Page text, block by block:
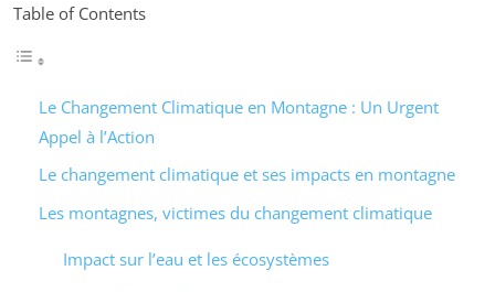
Table of Contents
Le Changement Climatique en Montagne : Un Urgent
Appel à l’Action
Le changement climatique et ses impacts en montagne
Les montagnes, victimes du changement climatique
Impact sur l’eau et les écosystèmes